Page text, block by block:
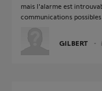
mais l'alarme est
communications
GILBERT